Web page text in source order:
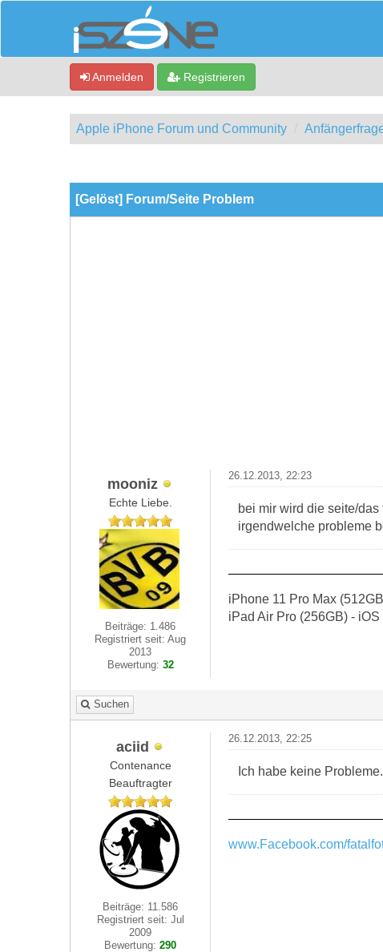
Anmelden Registrieren
Apple iPhone Forum und Community
[Gelöst] Forum/Seite Problem
mooniz
Echte Liebe.
Beiträge: 1.486
Registriert seit: Aug
2013
Bewertung: 32
26.12.2013, 22:23
bei mir wird die seite/
irgendwelche probleme
iPhone 11 Pro Max
iPad Air Pro (256GB) - iOS
Suchen
aciid
Contenance
Beauftragter
Beiträge: 11.586
Registriert seit: Jul
2009
Bewertung:290
26.12.2013, 22:25
Ich habe keine Probleme.
www.Facebook.com/